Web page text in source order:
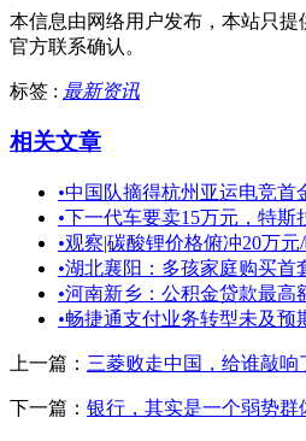
本信息由网络用户发布， 本站只提
官方联系确认。
标签 : 最新资讯
相关文章
•中国队摘得杭州亚运电竞首
•下一代车要卖15万元，特斯
•观察|碳酸锂价格俯冲20万元
•湖北襄阳：多孩家庭购买首
•河南新乡：公积金贷款最高
•畅捷通支付业务转型未及预
上一篇： 三菱败走中国，给谁敲响
下一篇： 银行，其实是一个弱势群